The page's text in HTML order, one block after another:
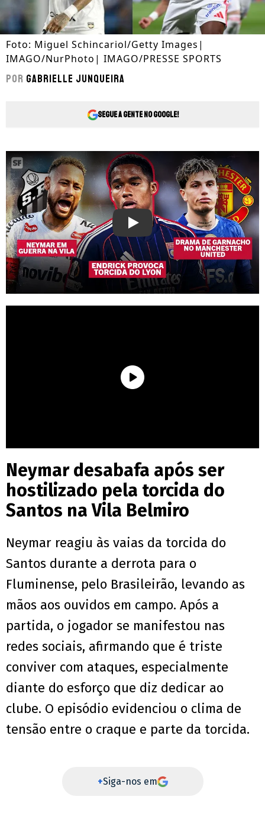
Foto: Miguel Schincariol/Getty Images|
IMAGO/NurPhoto| IMAGO/PRESSE SPORTS
Por Gabrielle Junqueira
Segue a gente no Google!
Play
Neymar desabafa após ser
hostilizado pela torcida do
Santos na Vila Belmiro
Neymar reagiu às vaias da torcida do
Santos durante a derrota para o
Fluminense, pelo Brasileirão, levando as
mãos aos ouvidos em campo. Após a
partida, o jogador se manifestou nas
redes sociais, afirmando que é triste
conviver com ataques, especialmente
diante do esforço que diz dedicar ao
clube. O episódio evidenciou o clima de
tensão entre o craque e parte da torcida.
+Siga-nos em